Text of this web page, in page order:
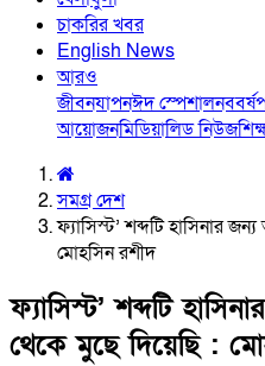
চাকরির খবর
English News
আরও
জীবনযাপনঈদ স্পেশালনববর্ষ
আয়োজনমিডিয়ালিড নিউজ
সমগ্র দেশ
ফ্যাসিস্ট’ শব্দটি হাসিনার
মোহসিন রশীদ
ফ্যাসিস্ট’ শব্দটি
থেকে মুছে দিয়েছি :